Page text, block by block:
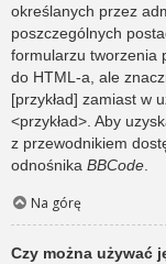
określanych przez
poszczególnych
formularzu tworzenia
do HTML-a, ale
[przykład] zamiast w
<przykład>. Aby
z przewodnikiem
odnośnika BBCode
Na górę
Czy można używać